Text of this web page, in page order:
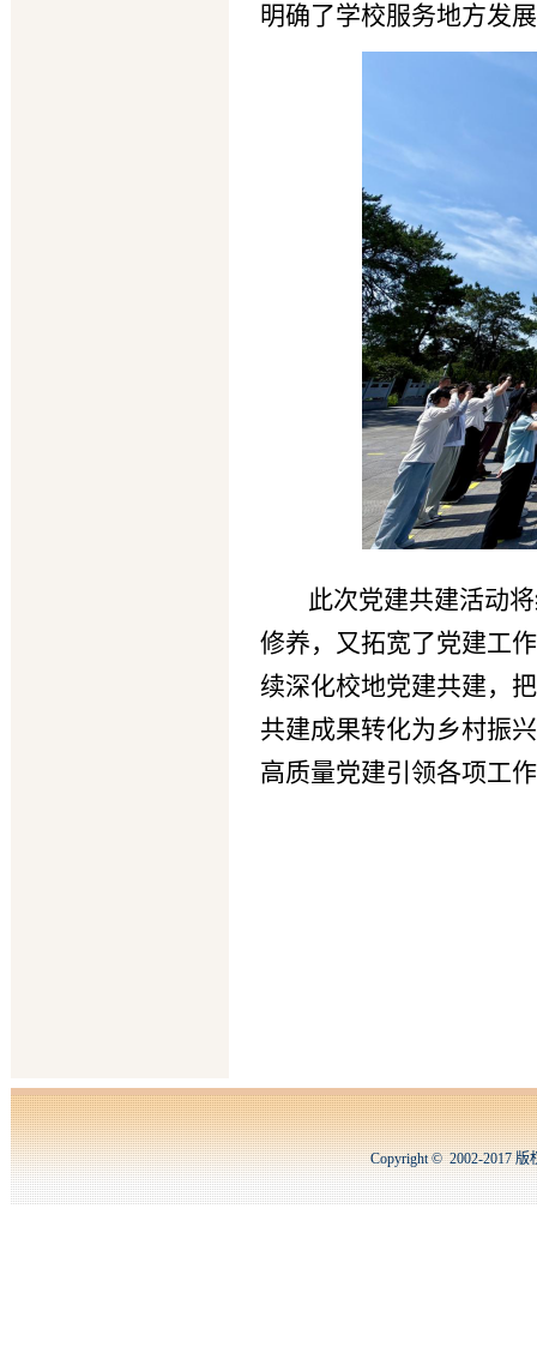
明确了学校服务地方发
此次党建共建活动
修养，又拓宽了党建工
续深化校地党建共建，
共建成果转化为乡村振
高质量党建引领各项工
Copyright © 2002-2017